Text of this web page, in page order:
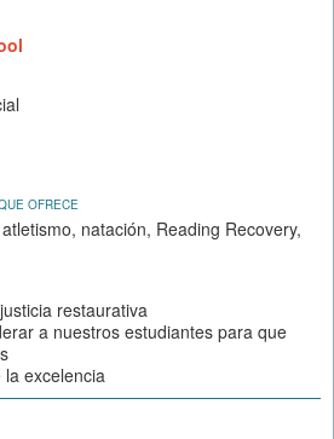
OFRECE
natación, Reading Recovery,
restaurativa
a nuestros estudiantes para que
la excelencia